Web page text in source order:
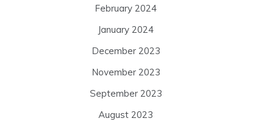
February 2024
January 2024
December 2023
November 2023
September 2023
August 2023